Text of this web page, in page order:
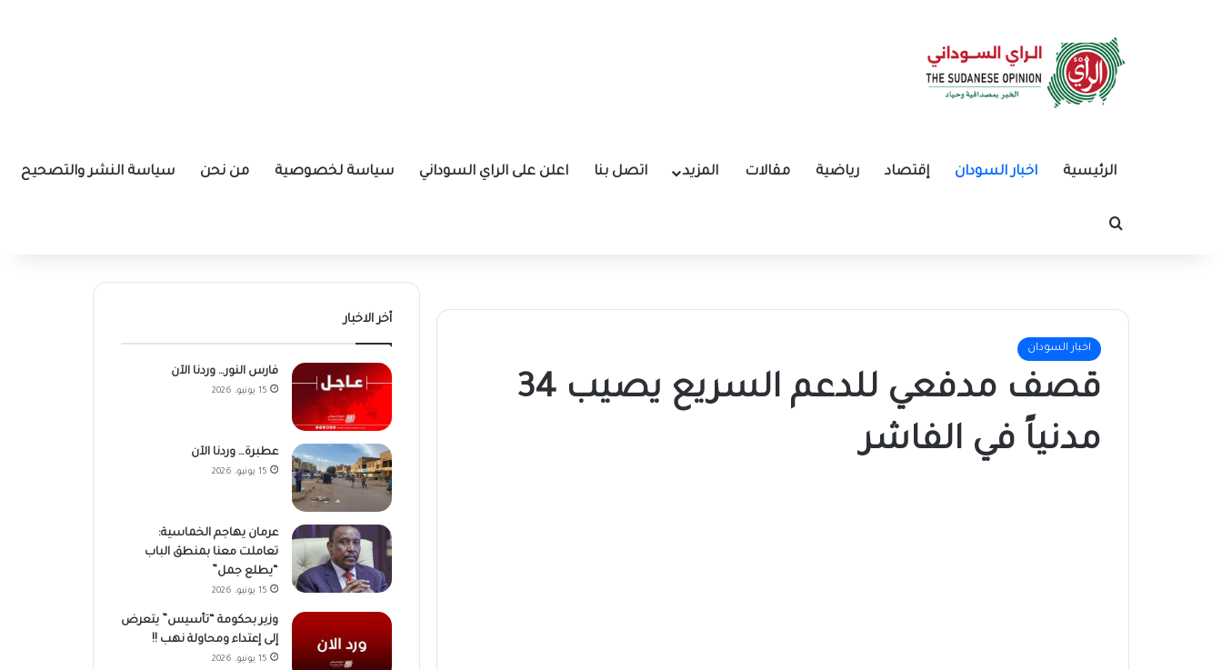
الرئيسية اخبار السودان إقتصاد رياضية مقالات المزيد اتصل بنا اعلن على الراي السوداني سياسة لخصوصية من نحن سياسة النشر والتصحيح
بحث عن
اخبار السودان
قصف مدفعي للدعم السريع يصيب 34
مدنياً في الفاشر
أخر الاخبار
فارس النور… وردنا الآن
15 يونيو، 2026
عطبرة… وردنا الآن
15 يونيو، 2026
عرمان يهاجم الخماسية:
تعاملت معنا بمنطق الباب
“يطلع جمل”
15 يونيو، 2026
وزير بحكومة “تأسيس” يتعرض
إلى إعتداء ومحاولة نهب !!
15 يونيو، 2026